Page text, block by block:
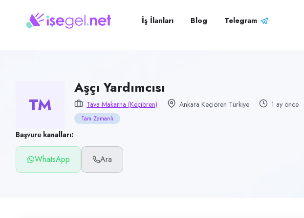
Aşçı Yardımcısı
Yiyecek & İçecek (Restoran/Cafe)
Keçiören, Ankara
Çalışma şekli
Tam Zamanlı · Ofis
Yayın tarihi
1 Temmuz 2026
İş İlanları Blog Telegram
TM
Aşçı Yardımcısı
Tava Makarna (Keçiören) Ankara Keçiören Türkiye 1 ay önce
Tam Zamanlı
Başvuru kanalları:
WhatsApp Ara